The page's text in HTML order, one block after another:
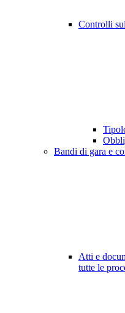
Controlli
Bandi di gara e
Atti e
tutte le